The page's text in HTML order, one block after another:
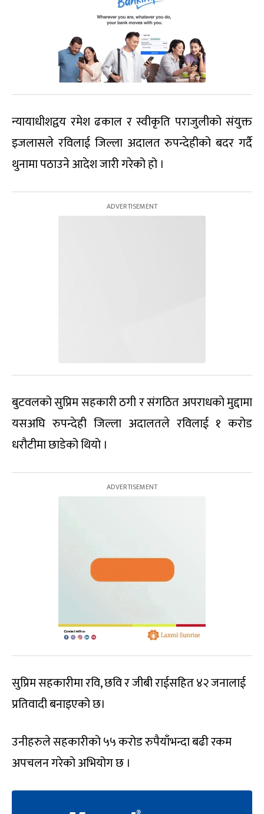
न्यायाधीशद्वय रमेश ढकाल र स्वीकृति पराजुलीको संयुक्त
इजलासले रविलाई जिल्ला अदालत रुपन्देहीको बदर गर्दै
थुनामा पठाउने आदेश जारी गरेको हो ।
बुटवलको सुप्रिम सहकारी ठगी र संगठित अपराधको मुद्दामा
यसअघि रुपन्देही जिल्ला अदालतले रविलाई १ करोड
धरौटीमा छाडेको थियो ।
सुप्रिम सहकारीमा रवि, छवि र जीबी राईसहित ४२ जनालाई
प्रतिवादी बनाइएको छ।
उनीहरुले सहकारीको ५५ करोड रुपैयाँभन्दा बढी रकम
अपचलन गरेको अभियोग छ ।